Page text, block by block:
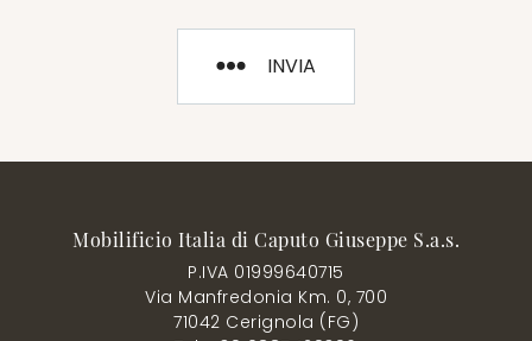
INVIA
Mobilificio Italia di Caputo Giuseppe S.a.s.
P.IVA 01999640715
Via Manfredonia Km. 0, 700
71042 Cerignola (FG)